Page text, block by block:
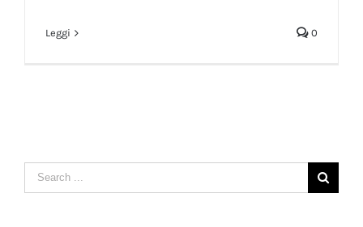
Leggi 0
Search
for: